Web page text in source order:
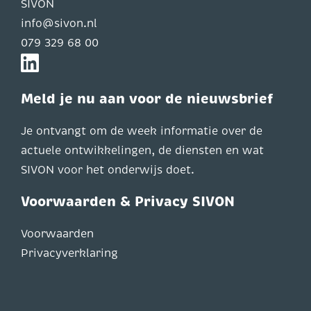
SIVON
info@sivon.nl
079 329 68 00
Meld je nu aan voor de nieuwsbrief
Je ontvangt om de week informatie over de
actuele ontwikkelingen, de diensten en wat
SIVON voor het onderwijs doet.
Voorwaarden & Privacy SIVON
Voorwaarden
Privacyverklaring